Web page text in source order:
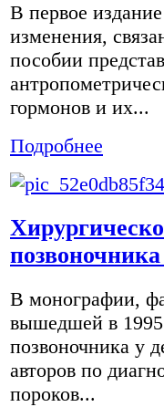
В первое
изменения,
пособии
гормонов и их...
Подробнее
В монографии,
вышедшей в
позвоночника у
авторов по
пороков...